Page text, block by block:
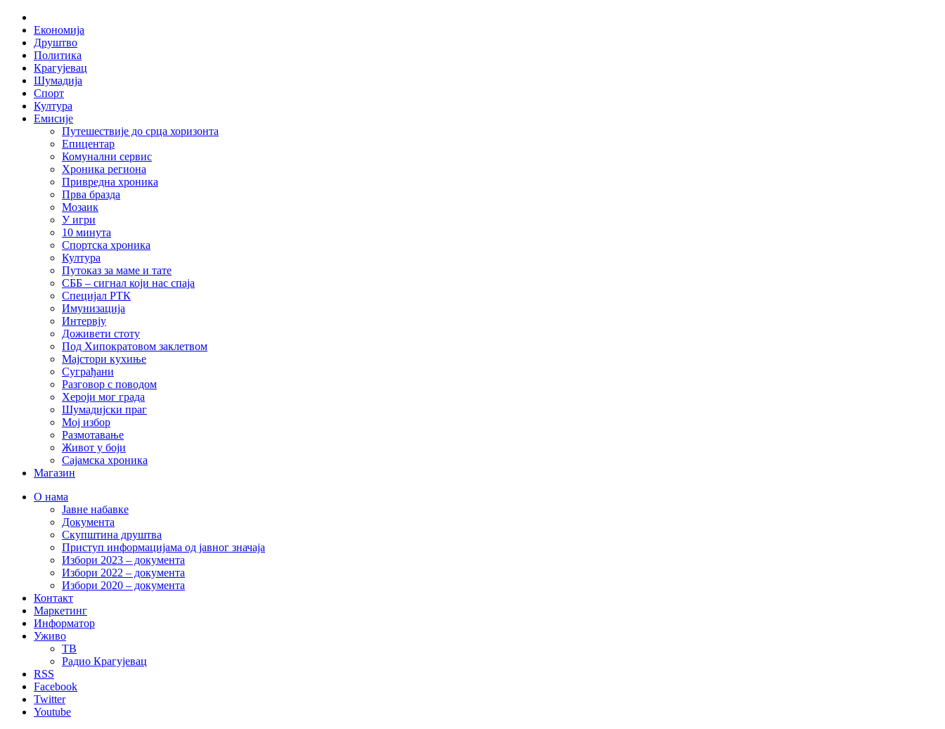
Skip
content
Економија
Друштво
Политика
Крагујевац
Шумадија
Спорт
Култура
Емисије
Путешествије до срца хоризонта
Епицентар
Комунални сервис
Хроника региона
Привредна хроника
Прва бразда
Мозаик
У игри
10 минута
Спортска хроника
Култура
Путоказ за маме и тате
СББ – сигнал који нас спаја
Специјал РТК
Имунизација
Интервју
Доживети стоту
Под Хипократовом заклетвом
Мајстори кухиње
Суграђани
Разговор с поводом
Хероји мог града
Шумадијски праг
Мој избор
Размотавање
Живот у боји
Сајамска хроника
Магазин
О нама
Јавне набавке
Документа
Скупштина друштва
Приступ информацијама од јавног значаја
Избори 2023 – документа
Избори 2022 – документа
Избори 2020 – документа
Контакт
Маркетинг
Информатор
Уживо
ТВ
Радио Крагујевац
RSS
Facebook
Twitter
Youtube